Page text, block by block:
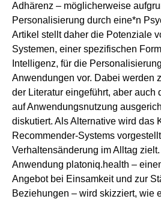
Adhärenz – möglicherweise
Personalisierung durch eine*n
Artikel stellt daher die Potenziale
Systemen, einer spezifischen
Intelligenz, für die
Anwendungen vor. Dabei werden
der Literatur eingeführt, aber auch
auf Anwendungsnutzung
diskutiert. Als Alternative wird das
Recommender-Systems
Verhaltensänderung im Alltag
Anwendung platoniq.health –
Angebot bei Einsamkeit und zur
Beziehungen – wird skizziert, wie